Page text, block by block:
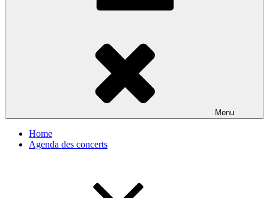
Menu
Home
Agenda des concerts